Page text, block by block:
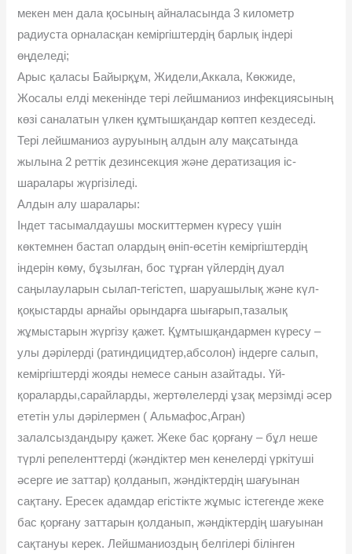
мекен мен дала қосының айналасында 3 километр
радиуста орналасқан кеміргіштердің барлық індері
өңделеді;
Арыс қаласы Байырқұм, Жидели,Аккала, Көкжиде,
Жосалы елді мекенінде тері лейшманиоз инфекциясының
көзі саналатын үлкен құмтышқандар көптеп кездеседі.
Тері лейшманиоз ауруының алдын алу мақсатында
жылына 2 реттік дезинсекция және дератизация іс-
шаралары жүргізіледі.
Алдын алу шаралары:
Індет тасымалдаушы москиттермен күресу үшін
көктемнен бастап олардың өніп-өсетін кеміргіштердің
індерін көму, бұзылған, бос тұрған үйлердің дуал
саңылауларын сылап-тегістеп, шаруашылық және күл-
қоқыстарды арнайы орындарға шығарып,тазалық
жұмыстарын жүргізу қажет. Құмтышқандармен күресу –
улы дәрілерді (ратиндицидтер,абсолон) індерге салып,
кеміргіштерді жояды немесе санын азайтады. Үй-
қораларды,сарайларды, жертөлелерді ұзақ мерзімді әсер
ететін улы дәрілермен ( Альмафос,Агран)
залалсыздандыру қажет. Жеке бас қорғану – бұл неше
түрлі репеленттерді (жәндіктер мен кенелерді үркітуші
әсерге ие заттар) қолданып, жәндіктердің шағуынан
сақтану. Ересек адамдар егістікте жұмыс істегенде жеке
бас қорғану заттарын қолданып, жәндіктердің шағуынан
сақтануы керек. Лейшманиоздың белгілері білінген